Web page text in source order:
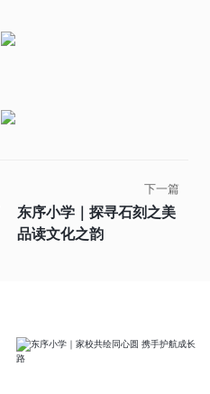
下一篇
东序小学｜探寻石刻之美
品读文化之韵